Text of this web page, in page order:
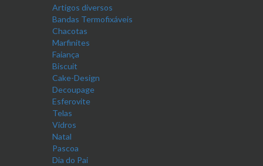
Artigos diversos
Bandas Termofixáveis
Chacotas
Marfinites
Faiança
Biscuit
Cake-Design
Decoupage
Esferovite
Telas
Vidros
Natal
Pascoa
Dia do Pai